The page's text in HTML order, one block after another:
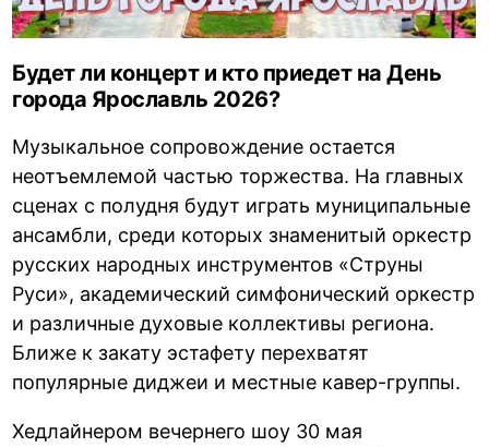
Будет ли концерт и кто приедет на День
города Ярославль 2026?
Музыкальное сопровождение остается
неотъемлемой частью торжества. На главных
сценах с полудня будут играть муниципальные
ансамбли, среди которых знаменитый оркестр
русских народных инструментов «Струны
Руси», академический симфонический оркестр
и различные духовые коллективы региона.
Ближе к закату эстафету перехватят
популярные диджеи и местные кавер-группы.
Хедлайнером вечернего шоу 30 мая